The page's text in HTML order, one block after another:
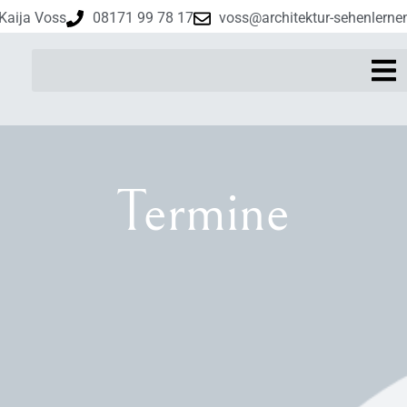
Voss 08171 99 78 17 voss@architektur-
Termine